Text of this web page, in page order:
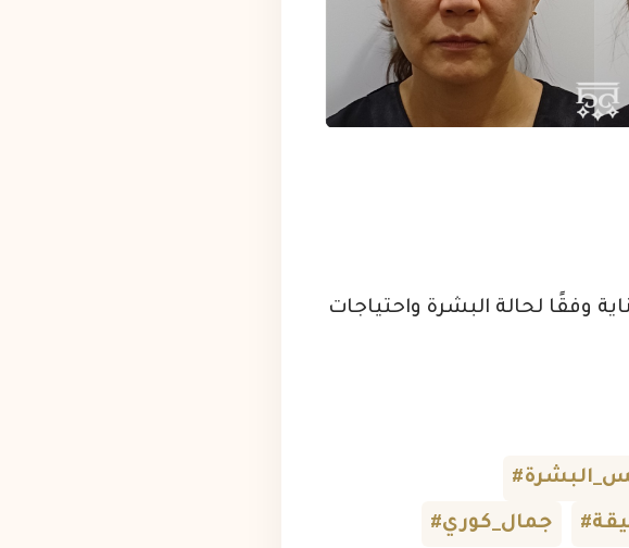
وفقًا لحالة البشرة واحتياجات
#جمال_كوري